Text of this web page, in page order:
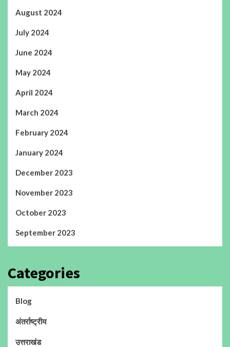
August 2024
July 2024
June 2024
May 2024
April 2024
March 2024
February 2024
January 2024
December 2023
November 2023
October 2023
September 2023
Categories
Blog
अंतर्राष्ट्रीय
उत्तराखंड